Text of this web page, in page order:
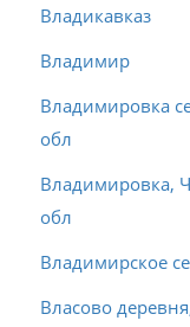
Владикавказ
Владимир
Владимировка
обл
Владимировка,
обл
Владимирское
Власово